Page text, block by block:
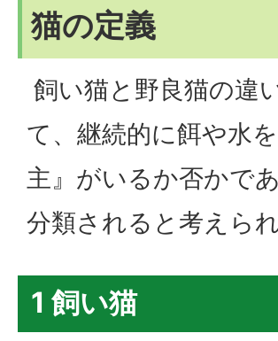
猫の定義
飼い猫と野良猫の違
て、継続的に餌や水
主』がいるか否かで
分類されると考えられ
1 飼い猫